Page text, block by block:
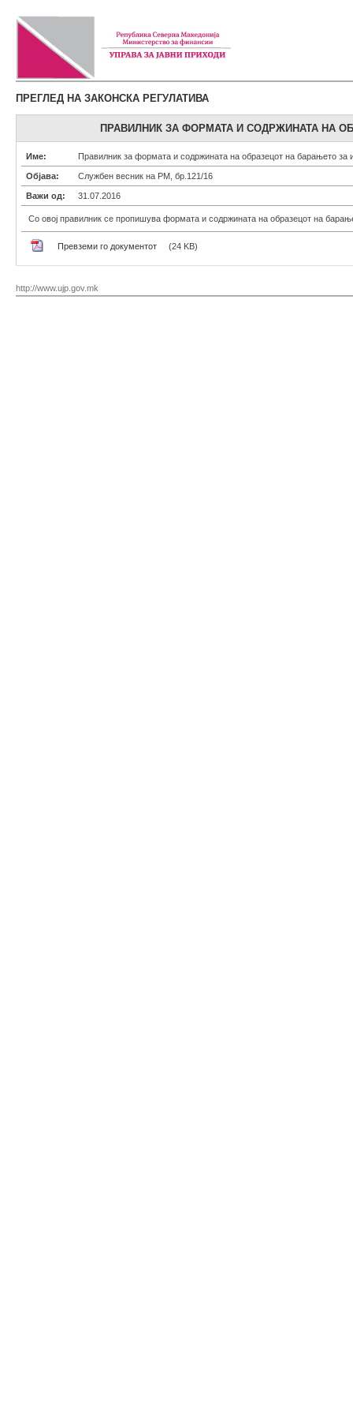
ПРЕГЛЕД НА ЗАКОНСКА РЕГУЛАТИВА
ПРАВИЛНИК ЗА ФОРМАТА И СОДРЖИНАТА НА
Име: Правилник за формата и содржината на образецот на барањето за
Објава: Службен весник на РМ, бр.121/16
Важи од: 31.07.2016
Со овој правилник се пропишува формата и содржината на образецот на
Превземи го документот (24 KB)
http://www.ujp.gov.mk